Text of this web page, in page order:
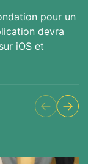
pour un
devra
iOS et